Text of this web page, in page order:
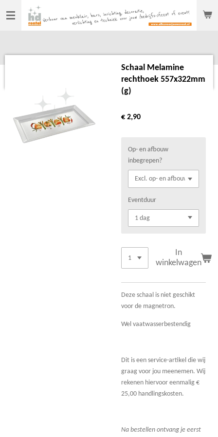
Ga
direct
hoofdinhoud
Schaal Melamine
rechthoek 557x322mm
(g)
€ 2,90
Op- en afbouw
inbegrepen?
Eventduur
In
winkelwagen
Deze schaal is niet geschikt
voor de magnetron.
Wel vaatwasserbestendig
Dit is een service-artikel die wij
graag voor jou meenemen. Wij
rekenen hiervoor eenmalig €
25,00 handlingskosten.
Na bestellen ontvang je eerst